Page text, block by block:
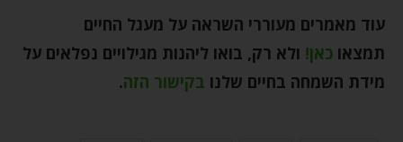
עוד מאמרים מעוררי השראה על מעגל החיים
תמצאו כאן! ולא רק, בואו ליהנות מגילויים נפלאים על
מידת השמחה בחיים שלנו בקישור הזה.